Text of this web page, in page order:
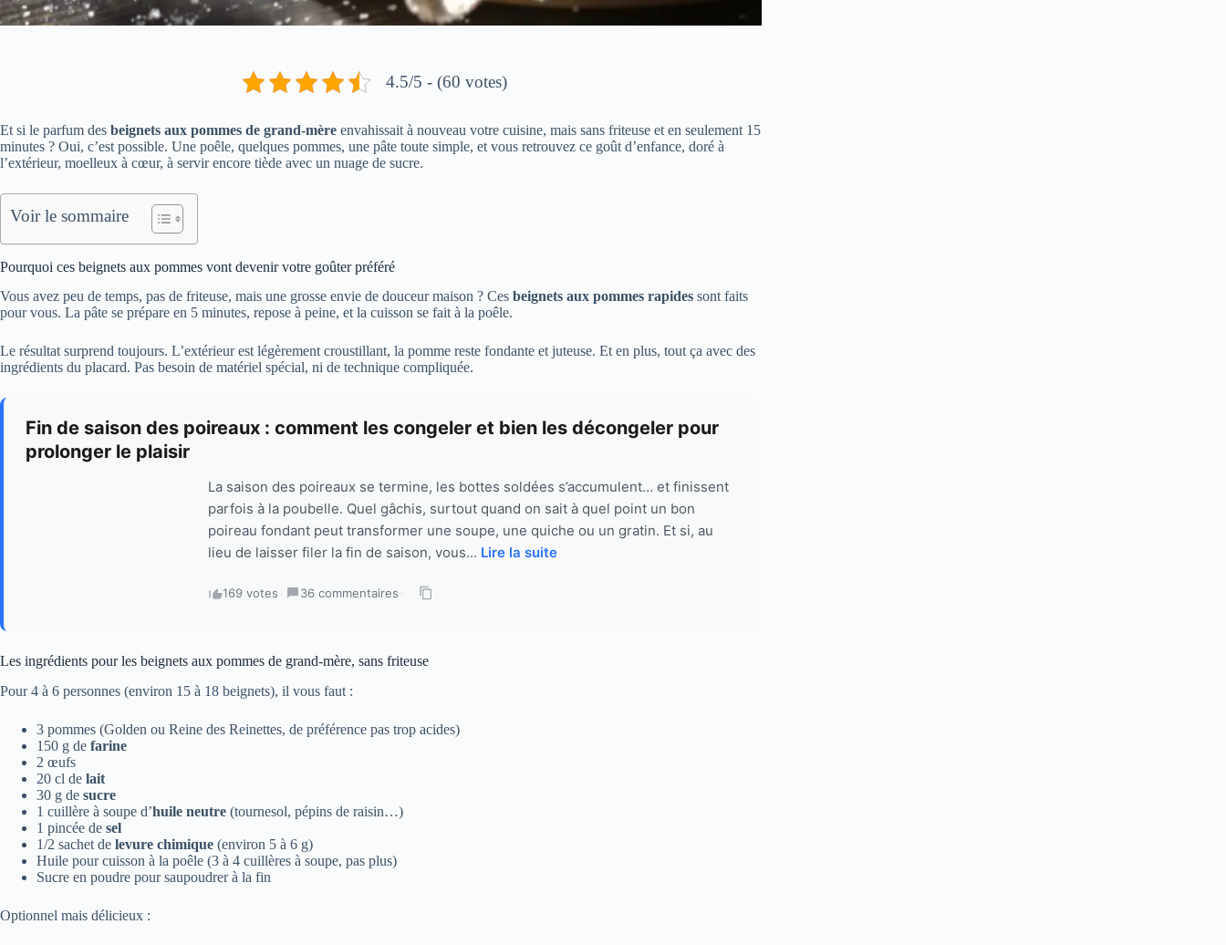
4.5/5 - (60 votes)
Et si le parfum des beignets aux pommes de grand-mère envahissait à nouveau votre cuisine, mais sans friteuse et en seulement 15
minutes ? Oui, c’est possible. Une poêle, quelques pommes, une pâte toute simple, et vous retrouvez ce goût d’enfance, doré à
l’extérieur, moelleux à cœur, à servir encore tiède avec un nuage de sucre.
Voir le sommaire
Pourquoi ces beignets aux pommes vont devenir votre goûter préféré
Vous avez peu de temps, pas de friteuse, mais une grosse envie de douceur maison ? Ces beignets aux pommes rapides sont faits
pour vous. La pâte se prépare en 5 minutes, repose à peine, et la cuisson se fait à la poêle.
Le résultat surprend toujours. L’extérieur est légèrement croustillant, la pomme reste fondante et juteuse. Et en plus, tout ça avec des
ingrédients du placard. Pas besoin de matériel spécial, ni de technique compliquée.
Fin de saison des poireaux : comment les congeler et bien les décongeler pour
prolonger le plaisir
La saison des poireaux se termine, les bottes soldées s’accumulent… et finissent
parfois à la poubelle. Quel gâchis, surtout quand on sait à quel point un bon
poireau fondant peut transformer une soupe, une quiche ou un gratin. Et si, au
lieu de laisser filer la fin de saison, vous... Lire la suite
169 votes · 36 commentaires ·
Les ingrédients pour les beignets aux pommes de grand-mère, sans friteuse
Pour 4 à 6 personnes (environ 15 à 18 beignets), il vous faut :
3 pommes (Golden ou Reine des Reinettes, de préférence pas trop acides)
150 g de farine
2 œufs
20 cl de lait
30 g de sucre
1 cuillère à soupe d’huile neutre (tournesol, pépins de raisin…)
1 pincée de sel
1/2 sachet de levure chimique (environ 5 à 6 g)
Huile pour cuisson à la poêle (3 à 4 cuillères à soupe, pas plus)
Sucre en poudre pour saupoudrer à la fin
Optionnel mais délicieux :